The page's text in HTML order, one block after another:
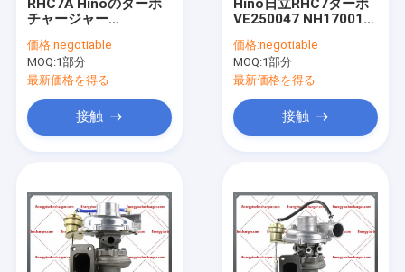
RHC7A Hinoのターボ
チャージャー
241001440B 1440C
1440D 241001440D
24100-1440B-C-D
EP100エンジン
価格:negotiable
MOQ:1部分
最新価格を得る
接触
Hino日立RHC7ターボ
VE250047 NH170011
24100-1397A EP100
エンジン
価格:negotiable
MOQ:1部分
最新価格を得る
接触